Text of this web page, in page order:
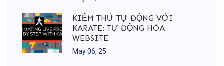
KIỂM THỬ TỰ ĐỘNG VỚI
KARATE: TỰ ĐỘNG HÓA
WEBSITE
May 06, 25